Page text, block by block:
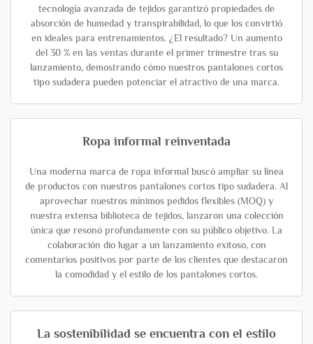
tecnología avanzada de tejidos garantizó propiedades de
absorción de humedad y transpirabilidad, lo que los convirtió
en ideales para entrenamientos. ¿El resultado? Un aumento
del 30 % en las ventas durante el primer trimestre tras su
lanzamiento, demostrando cómo nuestros pantalones cortos
tipo sudadera pueden potenciar el atractivo de una marca.
Ropa informal reinventada
Una moderna marca de ropa informal buscó ampliar su línea
de productos con nuestros pantalones cortos tipo sudadera. Al
aprovechar nuestros mínimos pedidos flexibles (MOQ) y
nuestra extensa biblioteca de tejidos, lanzaron una colección
única que resonó profundamente con su público objetivo. La
colaboración dio lugar a un lanzamiento exitoso, con
comentarios positivos por parte de los clientes que destacaron
la comodidad y el estilo de los pantalones cortos.
La sostenibilidad se encuentra con el estilo